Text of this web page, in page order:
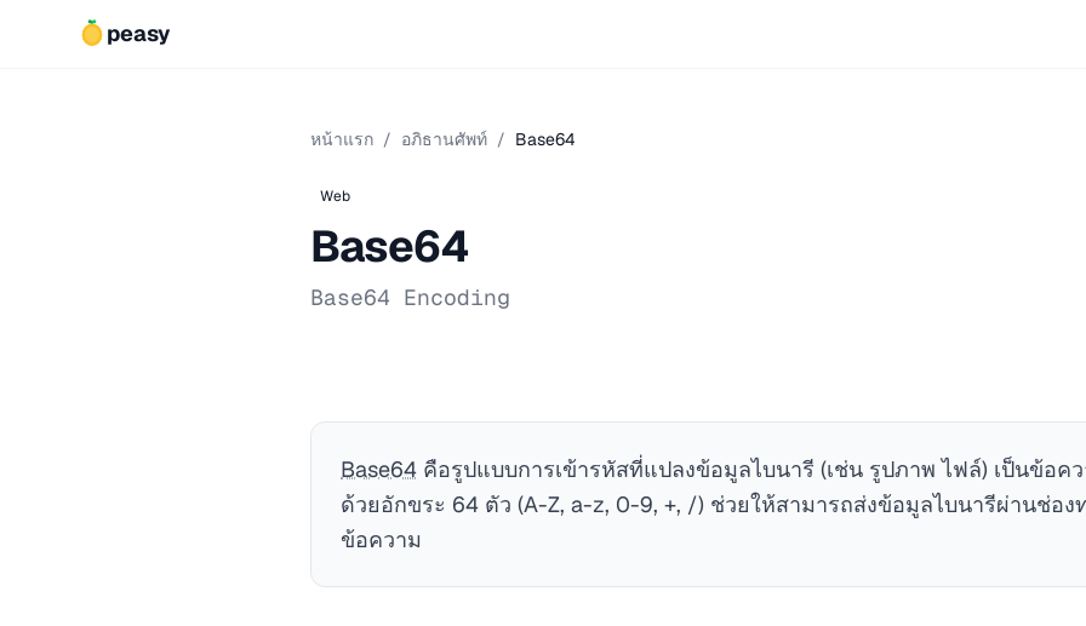
peasy
หน้าแรก / อภิธานศัพท์ / Base64
Web
Base64
Base64 Encoding
Base64 คือรูปแบบการเข้ารหัสที่แปลงข้อมูลไบนารี (เช่น รูปภาพ ไฟล์) เป็นข้อค
ด้วยอักขระ 64 ตัว (A-Z, a-z, 0-9, +, /) ช่วยให้สามารถส่งข้อมูลไบนารีผ่านช่อง
ข้อความ